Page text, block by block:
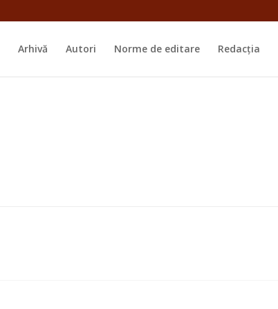
Arhivă Autori Norme de editare Redacția